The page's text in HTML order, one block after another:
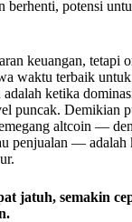
berhenti, potensi
keuangan, tetapi
waktu terbaik untuk
ketika
puncak. Demikian
altcoin —
penjualan — adalah
jatuh, semakin